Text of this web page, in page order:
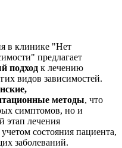
в клинике "Нет
предлагает
подход к лечению
видов зависимостей.
методы, что
симптомов, но и
этап лечения
состояния пациента,
заболеваний.